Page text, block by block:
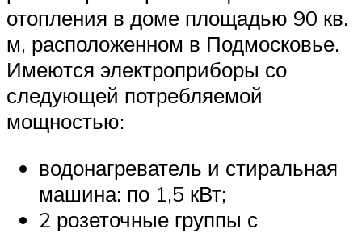
отопления в доме площадью 90 кв.
м, расположенном в Подмосковье.
Имеются электроприборы со
следующей потребляемой
мощностью:
водонагреватель и стиральная
машина: по 1,5 кВт;
2 розеточные группы с